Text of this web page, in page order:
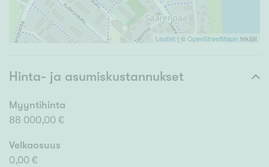
Leaflet | ©OpenStreetMapintekijät
Hinta- ja asumiskustannukset
Myyntihinta
88 000,00 €
Velkaosuus
0,00 €